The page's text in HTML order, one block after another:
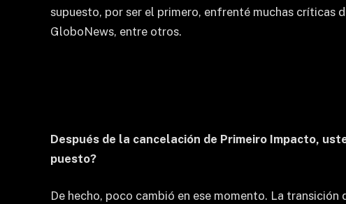
supuesto, por ser el primero, enfrenté muchas críticas
GloboNews, entre otros.
Después de la cancelación de Primeiro Impacto,
puesto?
De hecho, poco cambió en ese momento. La